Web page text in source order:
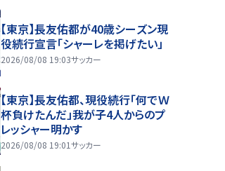
【東京】長友佑都が40歳シーズン現
役続行宣言「シャーレを掲げたい」
2026/08/08 19:03サッカー
【東京】長友佑都、現役続行「何でＷ
杯負けたんだ」我が子4人からのプ
レッシャー明かす
2026/08/08 19:01サッカー